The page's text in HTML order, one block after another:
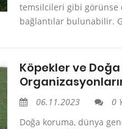
temsilcileri gibi görünse
bağlantılar bulunabilir.
Köpekler ve
06.11.2023
0
Doğa koruma, dünya